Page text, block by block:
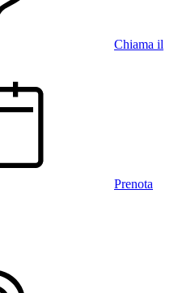
Chiama il
Prenota